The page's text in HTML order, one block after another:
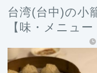
台湾(台中)の小
【味・メニュ